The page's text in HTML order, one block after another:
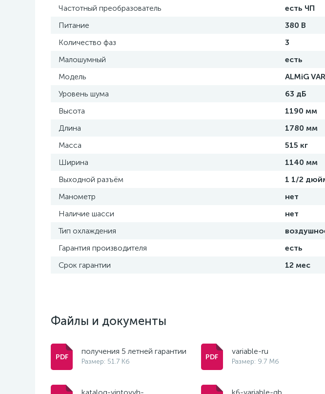
Частотный преобразователь
есть ЧП
Питание
380 В
Количество фаз
3
Малошумный
есть
Модель
ALMiG
Уровень шума
63 дБ
Высота
1190 мм
Длина
1780 мм
Масса
515 кг
Ширина
1140 мм
Выходной разъём
1 1/2
Манометр
нет
Наличие шасси
нет
Тип охлаждения
Гарантия производителя
есть
Срок гарантии
12 мес
Файлы и документы
получения 5 летней гарантии
Размер: 51.7 Кб
variable-ru
Размер: 9.7 Мб